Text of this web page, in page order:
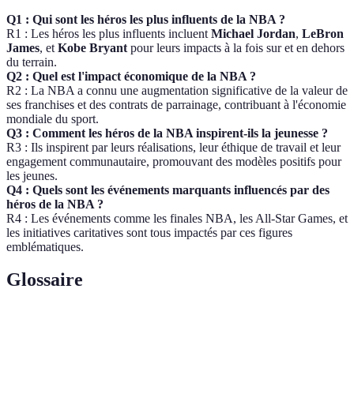
Q1 : Qui sont les héros les plus influents de la NBA ?
R1 : Les héros les plus influents incluent Michael Jordan, LeBron
James, et Kobe Bryant pour leurs impacts à la fois sur et en dehors
du terrain.
Q2 : Quel est l'impact économique de la NBA ?
R2 : La NBA a connu une augmentation significative de la valeur de
ses franchises et des contrats de parrainage, contribuant à l'économie
mondiale du sport.
Q3 : Comment les héros de la NBA inspirent-ils la jeunesse ?
R3 : Ils inspirent par leurs réalisations, leur éthique de travail et leur
engagement communautaire, promouvant des modèles positifs pour
les jeunes.
Q4 : Quels sont les événements marquants influencés par des
héros de la NBA ?
R4 : Les événements comme les finales NBA, les All-Star Games, et
les initiatives caritatives sont tous impactés par ces figures
emblématiques.
Glossaire